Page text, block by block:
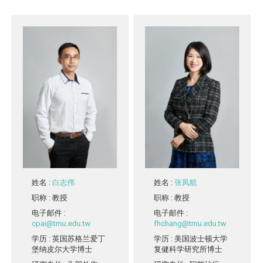
姓名 : 白志伟
职称 : 教授
电子邮件 :
cpai@tmu.edu.tw
学历 : 英国苏格兰爱丁
堡纳皮尔大学博士
姓名 :张凤航
职称 : 教授
电子邮件 :
fhchang@tmu.edu.tw
学历 : 美国波士顿大学
复健科学研究所博士